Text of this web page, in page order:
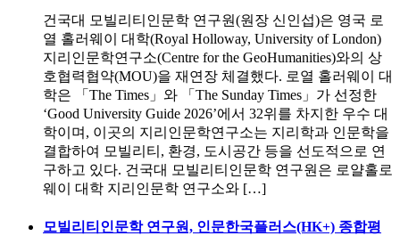
건국대 모빌리티인문학 연구원(원장 신인섭)은 영국 로
열 홀러웨이 대학(Royal Holloway, University of London)
지리인문학연구소(Centre for the GeoHumanities)와의 상
호협력협약(MOU)을 재연장 체결했다. 로열 홀러웨이 대
학은 「The Times」와 「The Sunday Times」가 선정한
‘Good University Guide 2026’에서 32위를 차지한 우수 대
학이며, 이곳의 지리인문학연구소는 지리학과 인문학을
결합하여 모빌리티, 환경, 도시공간 등을 선도적으로 연
구하고 있다. 건국대 모빌리티인문학 연구원은 로얄홀로
웨이 대학 지리인문학 연구소와 […]
모빌리티인문학 연구원, 인문한국플러스(HK+) 종합평